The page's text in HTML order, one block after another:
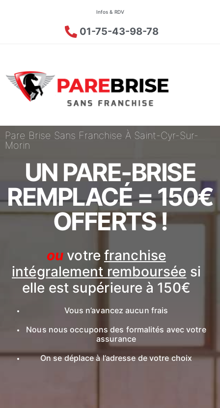
Infos & RDV
01-75-43-98-78
Pare Brise Sans Franchise À Saint-Cyr-Sur-
Morin
UN PARE-BRISE
REMPLACÉ = 150€
OFFERTS !
ou votre franchise
intégralement remboursée si
elle est supérieure à 150€
Vous n’avancez aucun frais
Nous nous occupons des formalités avec votre
assurance
On se déplace à l’adresse de votre choix